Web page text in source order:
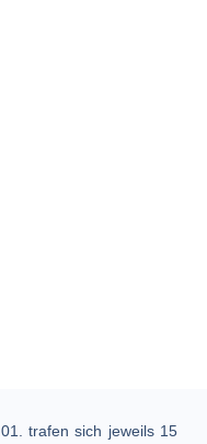
trafen sich jeweils 15